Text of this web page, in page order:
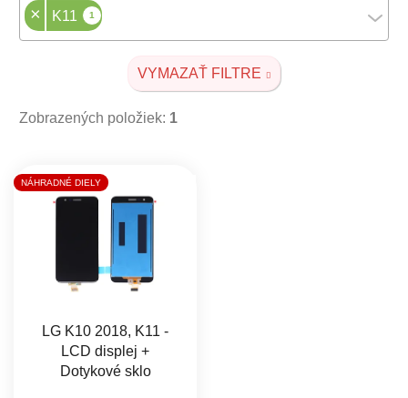
× K11 1
VYMAZAŤ FILTRE
Zobrazených položiek: 1
Výpis produktov
NÁHRADNÉ DIELY
LG K10 2018, K11 -
LCD displej +
Dotykové sklo